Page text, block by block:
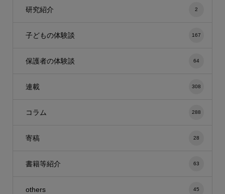
研究紹介 2
子どもの体験談 167
保護者の体験談 64
連載 308
コラム 288
寄稿 28
書籍等紹介 63
others 45